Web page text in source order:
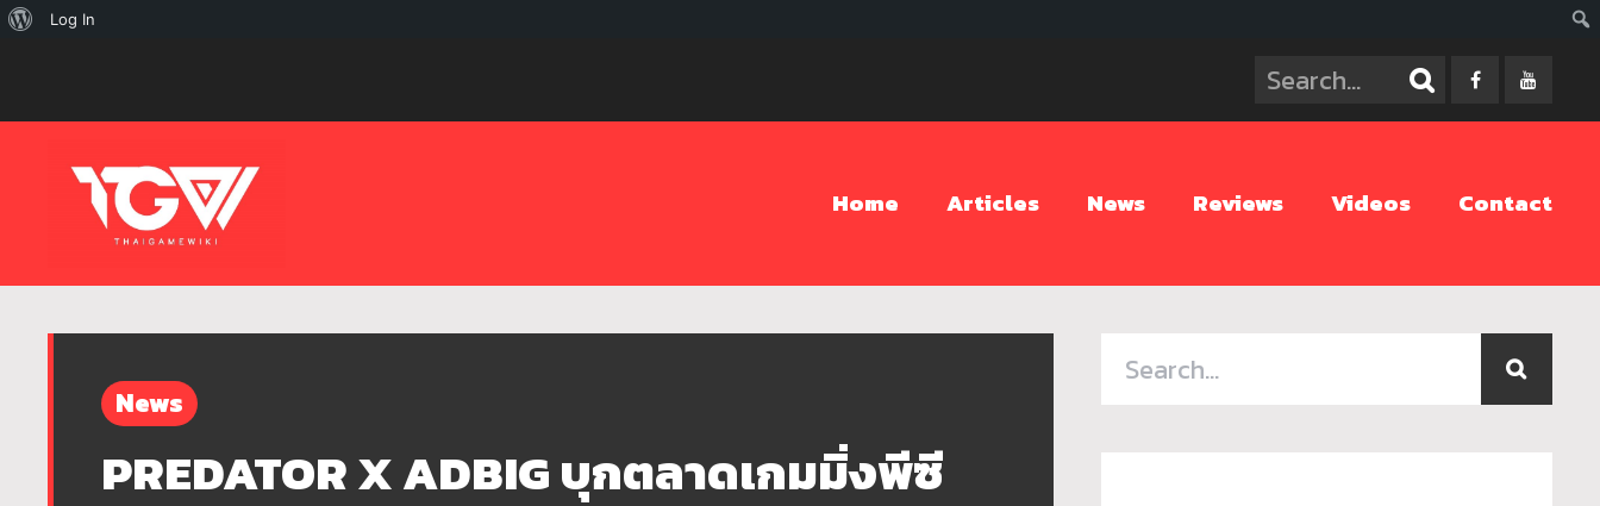
Home Articles News Reviews Videos Contact
News
PREDATOR X ADBIG บุกตลาดเกมมิ่งพีซี
เกี่ยวLog In